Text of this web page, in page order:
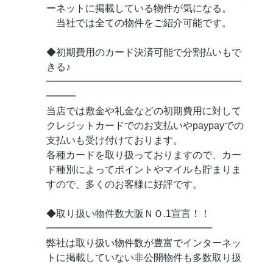
ーネットに掲載している物件が気になる。
当社では全ての物件をご紹介可能です。
◆初期費用のカード決済可能で分割払いもで
きる♪
━━━━━━━━━━━━━━━━━━━━
━━━
当店では敷金や礼金などの初期費用に対して
クレジットカードでのお支払いやpaypayでの
支払いも受け付けております。
各種カードを取り扱っておりますので、カー
ド種別によってポイントやマイルも貯まりま
すので、多くのお客様に好評です。
◆取り扱い物件数大阪ＮＯ.1宣言！！
━━━━━━━━━━━━━━━━━
弊社は取り扱い物件数が豊富でインターネッ
トに掲載していない非公開物件も多数取り扱